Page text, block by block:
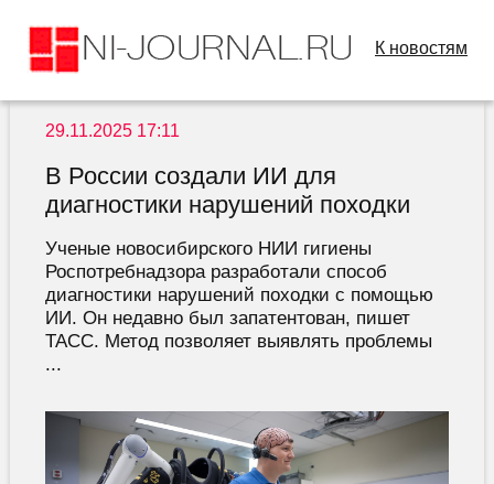
К новостям
29.11.2025 17:11
В России создали ИИ для
диагностики нарушений походки
Ученые новосибирского НИИ гигиены
Роспотребнадзора разработали способ
диагностики нарушений походки с помощью
ИИ. Он недавно был запатентован, пишет
ТАСС. Метод позволяет выявлять проблемы
...